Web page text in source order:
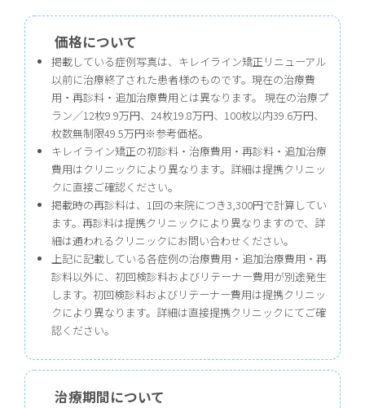
価格について
掲載している症例写真は、キレイライン矯正リニューアル
以前に治療終了された患者様のものです。現在の治療費
用・再診料・追加治療費用とは異なります。 現在の治療プ
ラン／12枚9.9万円、24枚19.8万円、100枚以内39.6万円、
枚数無制限49.5万円※参考価格。
キレイライン矯正の初診料・治療費用・再診料・追加治療
費用はクリニックにより異なります。詳細は提携クリニッ
クに直接ご確認ください。
掲載時の再診料は、1回の来院につき3,300円で計算してい
ます。再診料は提携クリニックにより異なりますので、詳
細は通われるクリニックにお問い合わせください。
上記に記載している各症例の治療費用・追加治療費用・再
診料以外に、初回検診料およびリテーナー費用が別途発生
します。初回検診料およびリテーナー費用は提携クリニッ
クにより異なります。詳細は直接提携クリニックにてご確
認ください。
治療期間について